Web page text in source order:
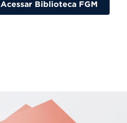
Acessar Biblioteca FGM